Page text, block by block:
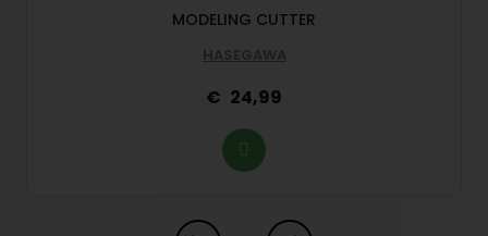
MODELING CUTTER
HASEGAWA
24,99